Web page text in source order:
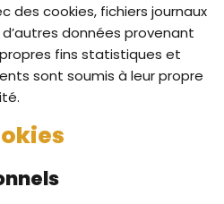
des cookies, fichiers journaux
données provenant
fins statistiques et
sont soumis à leur propre